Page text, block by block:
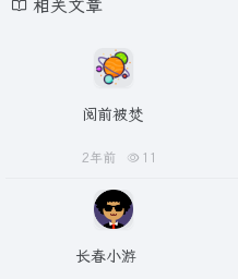
相关文章
阅前被焚
2年前 11
长春小游